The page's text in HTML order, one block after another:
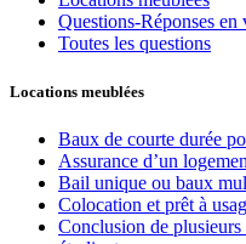
Questions-Réponses en
Toutes les questions
Locations meublées
Baux de courte durée
Assurance d’un
Bail unique ou baux
Colocation et prêt à
Conclusion de